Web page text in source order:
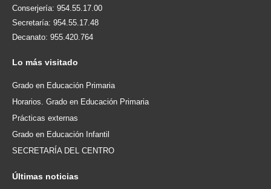
Conserjería: 954.55.17.00
Secretaría: 954.55.17.48
Decanato: 955.420.764
Lo más visitado
Grado en Educación Primaria
Horarios. Grado en Educación Primaria
Prácticas externas
Grado en Educación Infantil
SECRETARÍA DEL CENTRO
Últimas noticias